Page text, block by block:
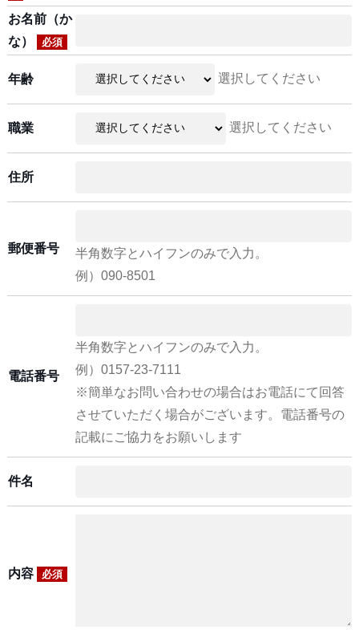
お名前（か
な）
必須
年齢 選択してください
職業 選択してください
住所
郵便番号
半角数字とハイフンのみで入力。
例）090-8501
電話番号
半角数字とハイフンのみで入力。
例）0157-23-7111
※簡単なお問い合わせの場合はお電話にて回答
させていただく場合がございます。電話番号の
記載にご協力をお願いします
件名
内容 必須